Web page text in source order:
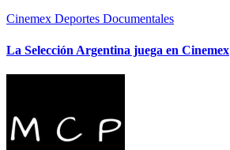
Cinemex Deportes Documentales
La Selección Argentina juega en Cinemex